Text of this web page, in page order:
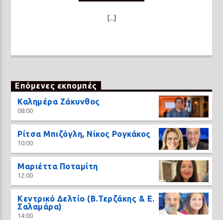
[...]
Επόμενες εκπομπές
Καλημέρα Ζάκυνθος
08:00
Ρίτσα Μπιζόγλη, Νίκος Ρογκάκος
10:00
Μαριέττα Ποταμίτη
12:00
Κεντρικό Δελτίο (Β.Τερζάκης & Ε.
Σαλαμάρα)
14:00